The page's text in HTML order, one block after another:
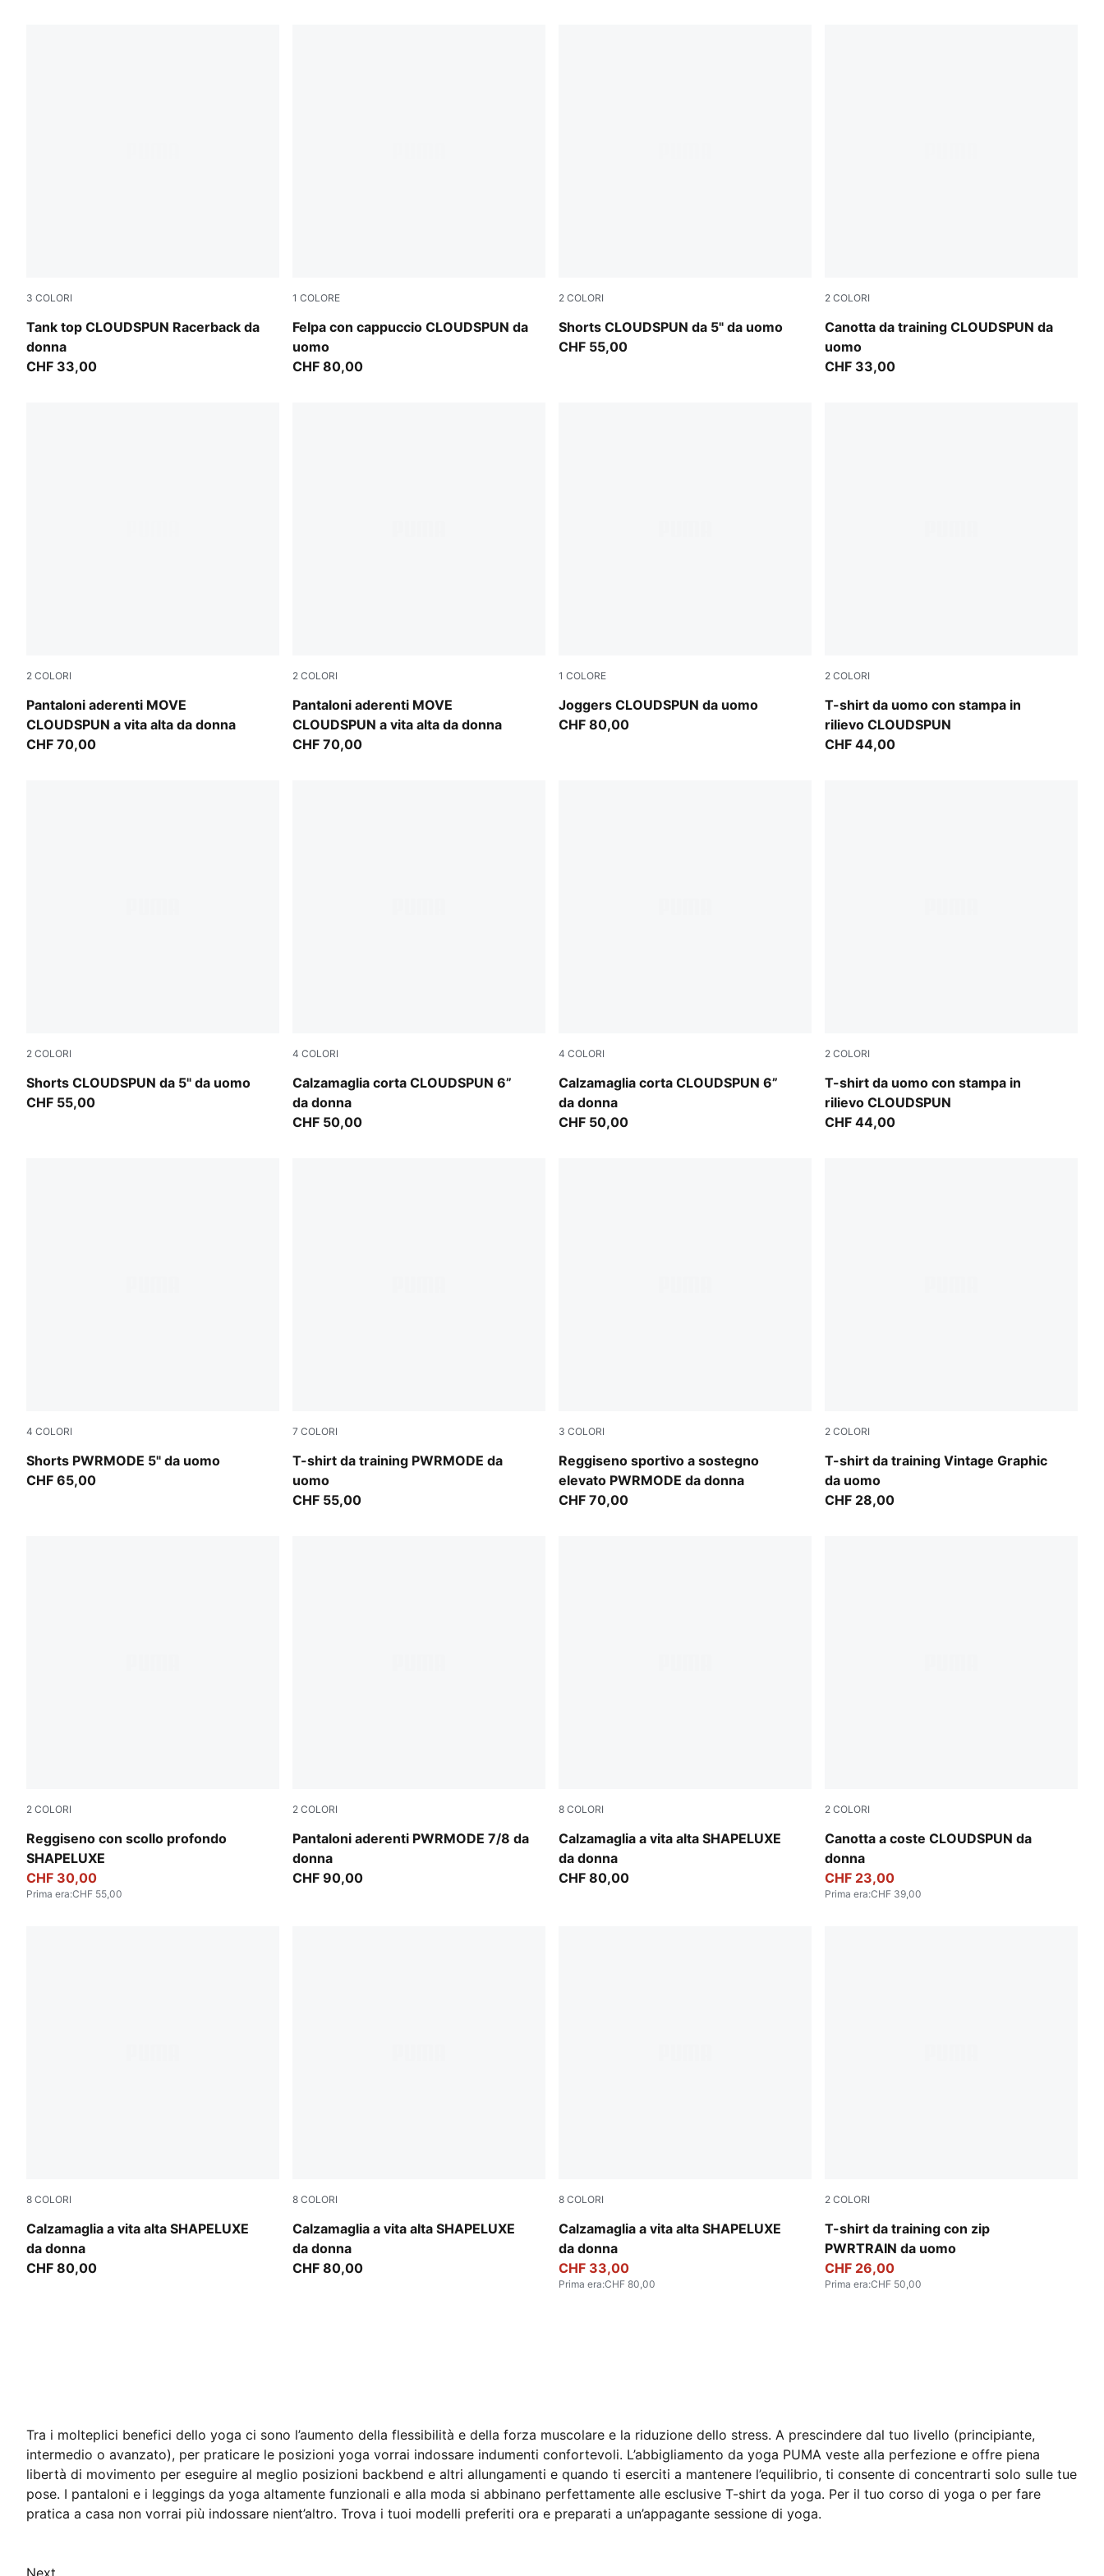
3 COLORI
Tank top CLOUDSPUN Racerback da
donna
Puma White
CHF 33,00
1 COLORE
Felpa con cappuccio CLOUDSPUN da
uomo
Puma Black
CHF 80,00
2 COLORI
Shorts CLOUDSPUN da 5" da uomo
Inky Depths
CHF 55,00
2 COLORI
Canotta da training CLOUDSPUN da
uomo
Créme De Mint
CHF 33,00
2 COLORI
Pantaloni aderenti MOVE
CLOUDSPUN a vita alta da donna
Mouse Gray
CHF 70,00
2 COLORI
Pantaloni aderenti MOVE
CLOUDSPUN a vita alta da donna
Puma Black
CHF 70,00
1 COLORE
Joggers CLOUDSPUN da uomo
Puma Black
CHF 80,00
2 COLORI
T-shirt da uomo con stampa in
rilievo CLOUDSPUN
Puma Black
CHF 44,00
2 COLORI
Shorts CLOUDSPUN da 5" da uomo
Puma Black
CHF 55,00
4 COLORI
Calzamaglia corta CLOUDSPUN 6”
da donna
Inky Depths
CHF 50,00
4 COLORI
Calzamaglia corta CLOUDSPUN 6”
da donna
Puma Black
CHF 50,00
2 COLORI
T-shirt da uomo con stampa in
rilievo CLOUDSPUN
Inky Depths
CHF 44,00
4 COLORI
Shorts PWRMODE 5" da uomo
Puma Black
CHF 65,00
7 COLORI
T-shirt da training PWRMODE da
uomo
Puma Black
CHF 55,00
3 COLORI
Reggiseno sportivo a sostegno
elevato PWRMODE da donna
Puma Black
CHF 70,00
2 COLORI
T-shirt da training Vintage Graphic
da uomo
PUMA White-Q3
CHF 28,00
2 COLORI
Reggiseno con scollo profondo
SHAPELUXE
Puma Black
CHF 30,00
Prima era:CHF 55,00
2 COLORI
Pantaloni aderenti PWRMODE 7/8 da
donna
Créme De Mint
CHF 90,00
8 COLORI
Calzamaglia a vita alta SHAPELUXE
da donna
Puma Black
CHF 80,00
2 COLORI
Canotta a coste CLOUDSPUN da
donna
Puma Black
CHF 23,00
Prima era:CHF 39,00
8 COLORI
Calzamaglia a vita alta SHAPELUXE
da donna
Herb Garden
CHF 80,00
8 COLORI
Calzamaglia a vita alta SHAPELUXE
da donna
Inky Depths
CHF 80,00
8 COLORI
Calzamaglia a vita alta SHAPELUXE
da donna
Baltic Sea Blue
CHF 33,00
Prima era:CHF 80,00
2 COLORI
T-shirt da training con zip
PWRTRAIN da uomo
Galactic Gray
CHF 26,00
Prima era:CHF 50,00
Tra i molteplici benefici dello yoga ci sono l’aumento della flessibilità e della forza muscolare e la riduzione dello stress. A prescindere dal tuo livello (principiante,
intermedio o avanzato), per praticare le posizioni yoga vorrai indossare indumenti confortevoli. L’abbigliamento da yoga PUMA veste alla perfezione e offre piena
libertà di movimento per eseguire al meglio posizioni backbend e altri allungamenti e quando ti eserciti a mantenere l’equilibrio, ti consente di concentrarti solo sulle tue
pose. I pantaloni e i leggings da yoga altamente funzionali e alla moda si abbinano perfettamente alle esclusive T-shirt da yoga. Per il tuo corso di yoga o per fare
pratica a casa non vorrai più indossare nient’altro. Trova i tuoi modelli preferiti ora e preparati a un’appagante sessione di yoga.
Next